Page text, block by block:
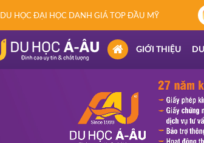
DU HỌC ĐẠI HỌC DANH GIÁ TOP ĐẦU MỸ
(CURRENT)
GIỚI THIỆU